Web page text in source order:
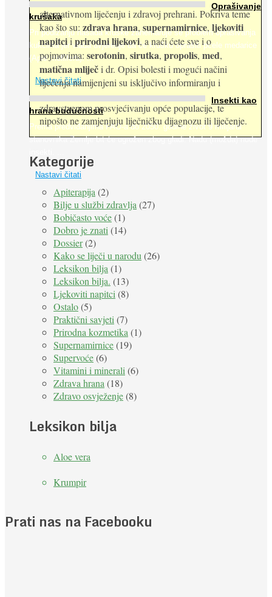
Oprašivanje
krušaka
Pri podizanju nasada kruške zanemaruje se problem oprašivanja
kukcima jer vlada uvjerenje da će krušku oprašiti pčele medarice
(Apis mellifera). ...
Nastavi čitati
Insekti kao
hrana budućnosti
Prema predviđanjima FAO-a do 2050. godine život 9 milijardi
stanovnika Zemlje bit će ugrožen zbog gladi. Nadu (možda) nude
Nastavi čitati
alternativnom liječenju i zdravoj prehrani. Pokriva teme
kao što su: zdrava hrana, supernamirnice, ljekoviti
napitciiprirodni lijekovi, a naći ćete sve i o
pojmovima: serotonin, sirutka, propolis, med,
matična mliječi dr. Opisi bolesti i mogući načini
liječenja namijenjeni su isključivo informiranju i
zdravstvenom prosvjećivanju opće populacije, te
nipošto ne zamjenjuju liječničku dijagnozu ili liječenje.
Kategorije
Apiterapija (2)
Bilje u službi zdravlja (27)
Bobičasto voće(1)
Dobro je znati (14)
Dossier(2)
Kako se liječi u narodu (26)
Leksikon bilja (1)
Leksikon bilja. (13)
Ljekoviti napitci (8)
Ostalo(5)
Praktični savjeti (7)
Prirodna kozmetika (1)
Supernamirnice(19)
Supervoće(6)
Vitamini i minerali (6)
Zdrava hrana (18)
Zdravo osvježenje(8)
Leksikon bilja
Aloe vera
Krumpir
Prati nas na Facebooku